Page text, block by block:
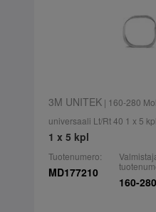
3M UNITEK| 160-280
universaali Lt/Rt 40 1 x 5 kpl
1 x 5 kpl
Tuotenumero:
MD177210
160-280